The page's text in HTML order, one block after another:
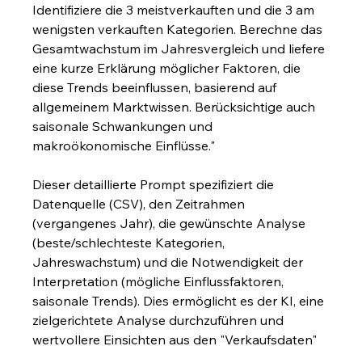
Identifiziere die 3 meistverkauften und die 3 am
wenigsten verkauften Kategorien. Berechne das
Gesamtwachstum im Jahresvergleich und liefere
eine kurze Erklärung möglicher Faktoren, die
diese Trends beeinflussen, basierend auf
allgemeinem Marktwissen. Berücksichtige auch
saisonale Schwankungen und
makroökonomische Einflüsse."
Dieser detaillierte Prompt spezifiziert die
Datenquelle (CSV), den Zeitrahmen
(vergangenes Jahr), die gewünschte Analyse
(beste/schlechteste Kategorien,
Jahreswachstum) und die Notwendigkeit der
Interpretation (mögliche Einflussfaktoren,
saisonale Trends). Dies ermöglicht es der KI, eine
zielgerichtete Analyse durchzuführen und
wertvollere Einsichten aus den "Verkaufsdaten"